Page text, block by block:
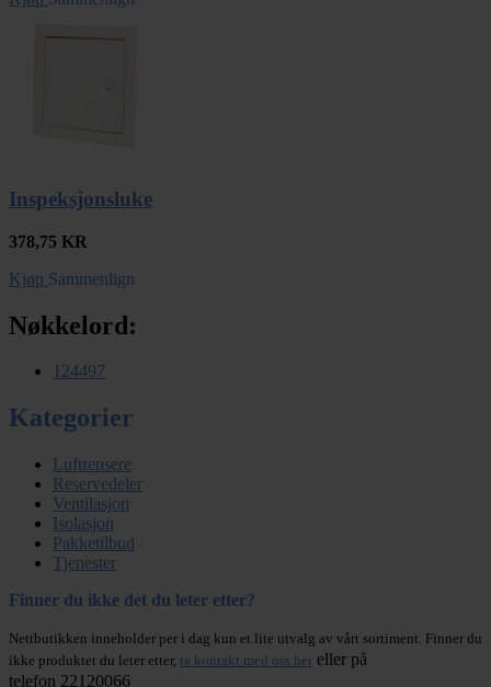
Inspeksjonsluke
378,75 KR
Kjøp Sammenlign
Nøkkelord:
124497
Kategorier
Luftrensere
Reservedeler
Ventilasjon
Isolasjon
Pakketilbud
Tjenester
Finner du ikke det du leter etter?
Nettbutikken inneholder per i dag kun et lite utvalg av vårt sortiment. Finner du
ikke produktet du leter etter, ta kontakt med oss her eller på
telefon 22120066